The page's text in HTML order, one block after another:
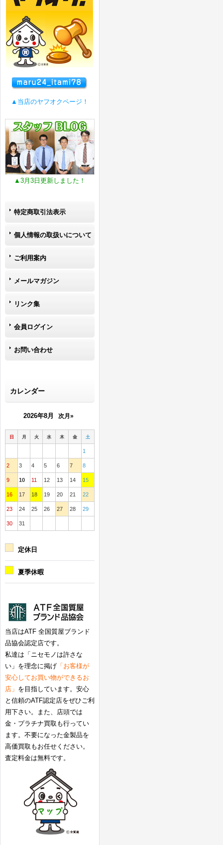
▲当店のヤフオクページ！
▲3月3日更新しました！
特定商取引法表示
個人情報の取扱いについて
ご利用案内
メールマガジン
リンク集
会員ログイン
お問い合わせ
カレンダー
2026年8月 次月»
日 月 火 水 木 金 土
1
2 3 4 5 6 7 8
9 10 11 12 13 14 15
16 17 18 19 20 21 22
23 24 25 26 27 28 29
30 31
定休日
夏季休暇
当店はATF 全国質屋ブランド
品協会認定店です。
私達は「ニセモノは許さな
い」を理念に掲げ 「お客様が
安心してお買い物ができるお
店」 を目指しています。安心
と信頼のATF認定店をぜひご利
用下さい。また、店頭では
金・プラチナ買取も行ってい
ます。不要になった金製品を
高価買取もお任せください。
査定料金は無料です。